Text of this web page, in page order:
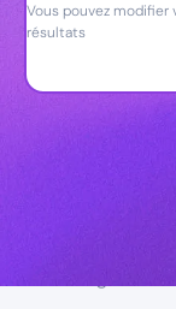
Vous pouvez
résultats